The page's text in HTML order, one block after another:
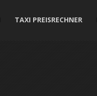
TAXI PREISRECHNER